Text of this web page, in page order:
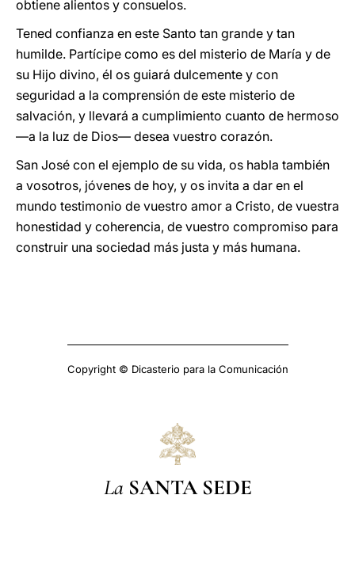
obtiene alientos y consuelos.
Tened confianza en este Santo tan grande y tan
humilde. Partícipe como es del misterio de María y de
su Hijo divino, él os guiará dulcemente y con
seguridad a la comprensión de este misterio de
salvación, y llevará a cumplimiento cuanto de hermoso
―a la luz de Dios― desea vuestro corazón.
San José con el ejemplo de su vida, os habla también
a vosotros, jóvenes de hoy, y os invita a dar en el
mundo testimonio de vuestro amor a Cristo, de vuestra
honestidad y coherencia, de vuestro compromiso para
construir una sociedad más justa y más humana.
Copyright © Dicasterio para la Comunicación
La SANTA SEDE